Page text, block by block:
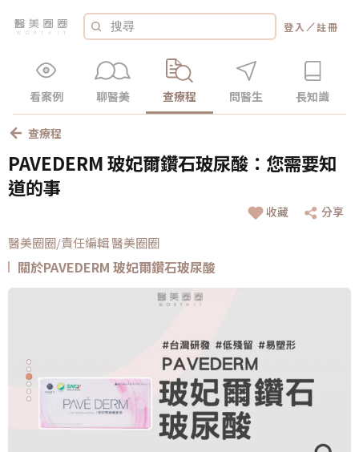
登入 ／註冊
看案例 聊醫美 查療程 問醫生 長知識
查療程
PAVEDERM 玻妃爾鑽石玻尿酸：您需要知
道的事
收藏 分享
醫美圈圈/責任編輯 醫美圈圈
關於PAVEDERM 玻妃爾鑽石玻尿酸